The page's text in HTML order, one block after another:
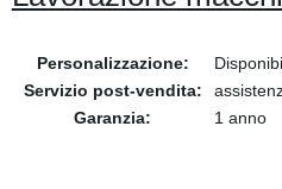
Personalizzazione:
Servizio post-vendita:
Garanzia:
1 anno